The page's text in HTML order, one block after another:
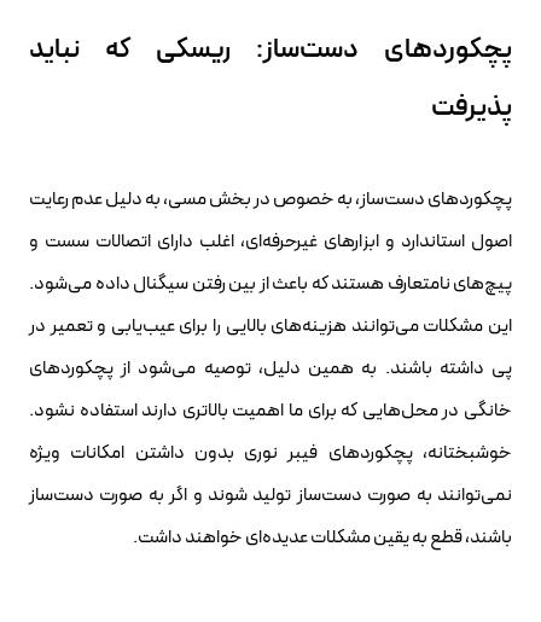
پچکوردهای دست‌ساز: ریسکی که نباید
پذیرفت
پچکوردهای دست‌ساز، به خصوص در بخش مسی، به دلیل عدم رعایت
اصول استاندارد و ابزارهای غیرحرفه‌ای، اغلب دارای اتصالات سست و
پیچ‌های نامتعارف هستند که باعث از بین رفتن سیگنال داده می‌شود.
این مشکلات می‌توانند هزینه‌های بالایی را برای عیب‌یابی و تعمیر در
پی داشته باشند. به همین دلیل، توصیه می‌شود از پچکوردهای
خانگی در محل‌هایی که برای ما اهمیت بالاتری دارند استفاده نشود.
خوشبختانه، پچکوردهای فیبر نوری بدون داشتن امکانات ویژه
نمی‌توانند به صورت دست‌ساز تولید شوند و اگر به صورت دست‌ساز
باشند، قطع به یقین مشکلات عدیده‌ای خواهند داشت.